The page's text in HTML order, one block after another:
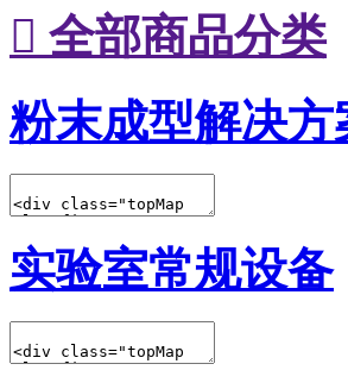
 全部商品分类
粉末成型解决方
实验室常规设备